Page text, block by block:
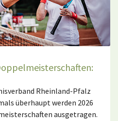
Rheinland-Pfalz
überhaupt werden 2026
ausgetragen.